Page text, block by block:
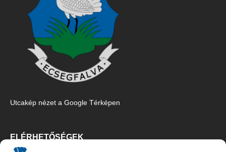
Utcakép nézet a Google Térképen
ELÉRHETŐSÉGEK